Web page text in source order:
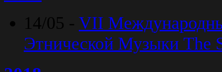
14/05 - VII
Этнической Музыки The